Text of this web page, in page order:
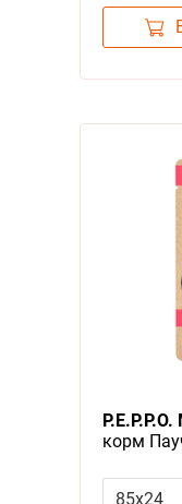
корм
(цена за
85х24